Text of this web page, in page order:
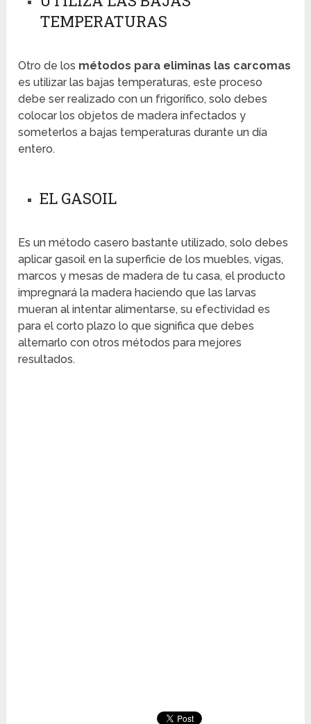
TEMPERATURAS
Otro de los métodos para eliminas las carcomas
es utilizar las bajas temperaturas, este proceso
debe ser realizado con un frigorífico, solo debes
colocar los objetos de madera infectados y
someterlos a bajas temperaturas durante un día
entero.
EL GASOIL
Es un método casero bastante utilizado, solo debes
aplicar gasoil en la superficie de los muebles, vigas,
marcos y mesas de madera de tu casa, el producto
impregnará la madera haciendo que las larvas
mueran al intentar alimentarse, su efectividad es
para el corto plazo lo que significa que debes
alternarlo con otros métodos para mejores
resultados.